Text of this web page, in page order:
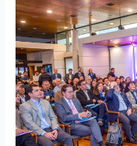
APTA
y
ANID
lanzan
Efecto
APTA,
estrategia
que
conecta